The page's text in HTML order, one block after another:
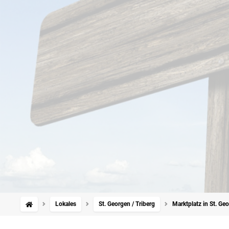
Lokales St. Georgen / Triberg Marktplatz in St.